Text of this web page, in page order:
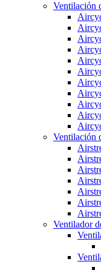
Ventilación
Ventilación
Ventilador